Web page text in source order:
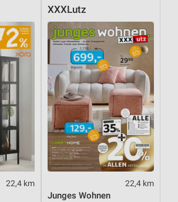
22,4 km
XXXLutz
22,4 km
Junges Wohnen